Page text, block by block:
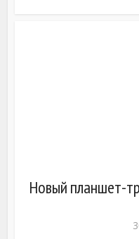
Новый планшет-